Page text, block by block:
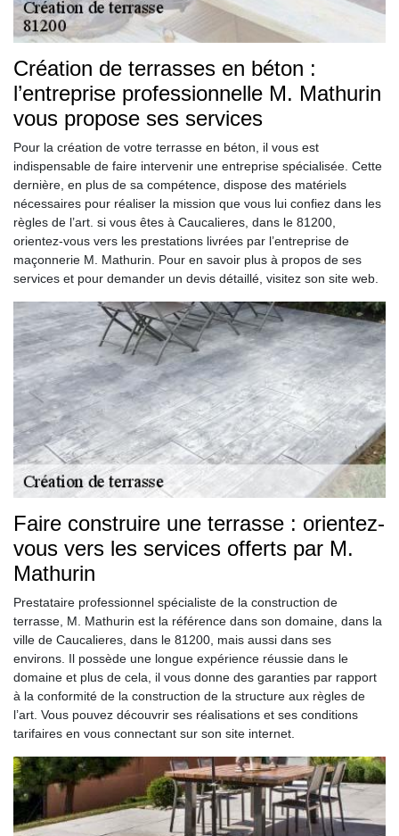
Création de terrasses en béton :
l’entreprise professionnelle M. Mathurin
vous propose ses services
Pour la création de votre terrasse en béton, il vous est
indispensable de faire intervenir une entreprise spécialisée. Cette
dernière, en plus de sa compétence, dispose des matériels
nécessaires pour réaliser la mission que vous lui confiez dans les
règles de l’art. si vous êtes à Caucalieres, dans le 81200,
orientez-vous vers les prestations livrées par l’entreprise de
maçonnerie M. Mathurin. Pour en savoir plus à propos de ses
services et pour demander un devis détaillé, visitez son site web.
Faire construire une terrasse : orientez-
vous vers les services offerts par M.
Mathurin
Prestataire professionnel spécialiste de la construction de
terrasse, M. Mathurin est la référence dans son domaine, dans la
ville de Caucalieres, dans le 81200, mais aussi dans ses
environs. Il possède une longue expérience réussie dans le
domaine et plus de cela, il vous donne des garanties par rapport
à la conformité de la construction de la structure aux règles de
l’art. Vous pouvez découvrir ses réalisations et ses conditions
tarifaires en vous connectant sur son site internet.